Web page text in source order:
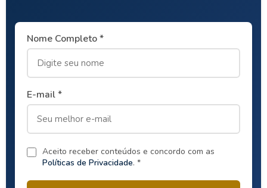
Nome Completo *
E-mail *
Aceito receber conteúdos e concordo com as
Políticas de Privacidade. *